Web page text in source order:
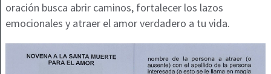
oración busca abrir caminos, fortalecer los lazos
emocionales y atraer el amor verdadero a tu vida.